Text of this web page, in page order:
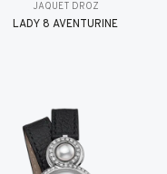
JAQUET DROZ
LADY 8 AVENTURINE